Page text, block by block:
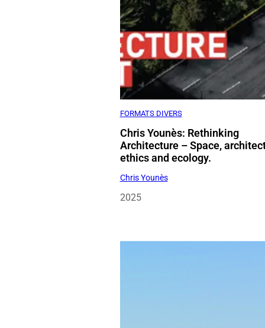
FORMATS DIVERS
Chris Younès: Rethinking
Architecture – Space,
ethics and ecology.
Chris Younès
2025